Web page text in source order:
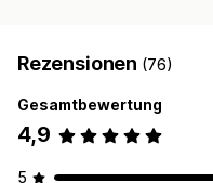
Rezensionen (76)
Gesamtbewertung
4,9
5